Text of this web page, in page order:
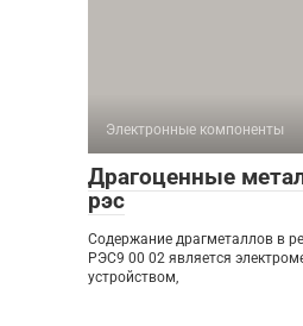
Электронные компоненты
Драгоценные
рэс
Содержание драгметаллов в
РЭС9 00 02 является
устройством,